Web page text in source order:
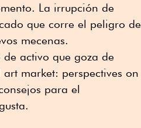
La irrupción de
que corre el peligro de
mecenas.
activo que goza de
market: perspectives on
para el